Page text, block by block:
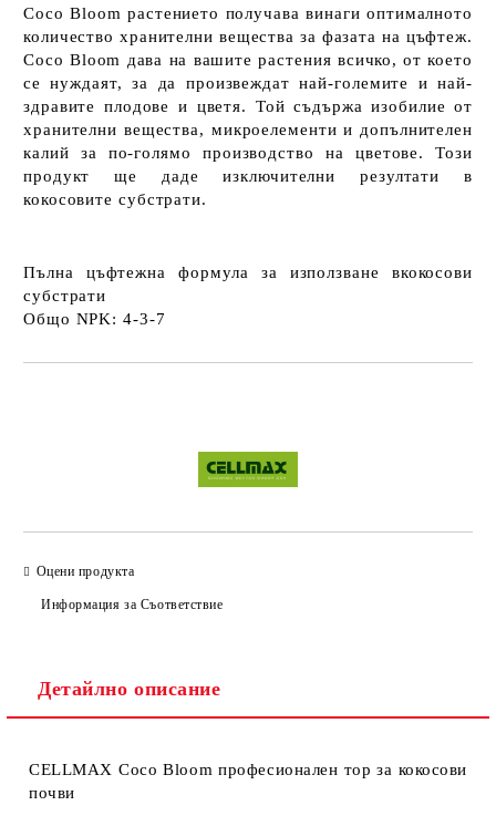
Coco Bloom растението получава винаги оптималното
количество хранителни вещества за фазата на цъфтеж.
Coco Bloom дава на вашите растения всичко, от което
се нуждаят, за да произвеждат най-големите и най-
здравите плодове и цветя. Той съдържа изобилие от
хранителни вещества, микроелементи и допълнителен
калий за по-голямо производство на цветове. Този
продукт ще даде изключителни резултати в
кокосовите субстрати.
Пълна цъфтежна формула за използване вкокосови
субстрати
Общо NPK: 4-3-7
Оцени продукта
Информация за Съответствие
Детайлно описание
CELLMAX Coco Bloom професионален тор за кокосови
почви